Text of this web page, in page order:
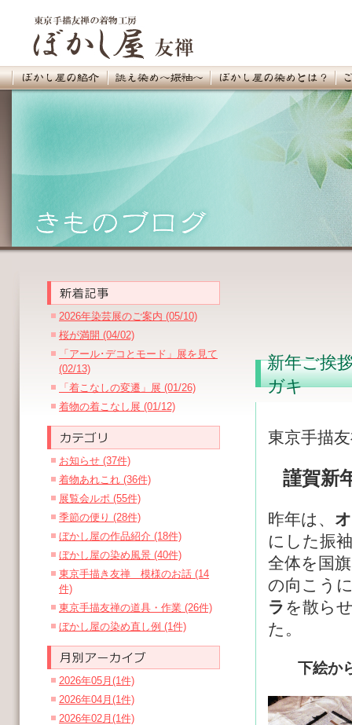
2026年染芸展のご案内 (05/10)
桜が満開 (04/02)
「アール･デコとモード」展を見て
(02/13)
「着こなしの変遷」展 (01/26)
着物の着こなし展 (01/12)
お知らせ (37件)
着物あれこれ (36件)
展覧会ルポ (55件)
季節の便り (28件)
ぼかし屋の作品紹介 (18件)
ぼかし屋の染め風景 (40件)
東京手描き友禅 模様のお話 (14
件)
東京手描友禅の道具・作業 (26件)
ぼかし屋の染め直し例 (1件)
2026年05月(1件)
2026年04月(1件)
2026年02月(1件)
新年ご挨
ガキ
東京手描
謹賀新
昨年は、
にした振
全体を国
の向こう
ラ を散ら
た。
下絵か